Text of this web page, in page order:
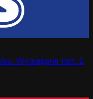
Wymagane min. 2